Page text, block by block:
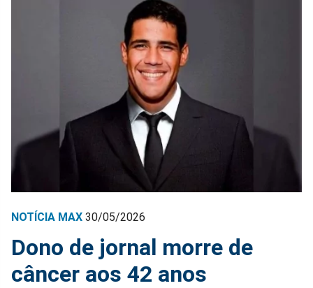
NOTÍCIA MAX 30/05/2026
Dono de jornal morre de
câncer aos 42 anos